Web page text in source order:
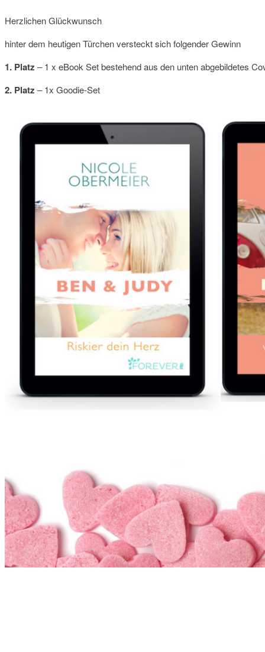
Herzlichen Glückwunsch
hinter dem heutigen Türchen versteckt sich folgender Gewinn
1. Platz – 1 x eBook Set bestehend aus den unten abgebildetes
2. Platz – 1x Goodie-Set